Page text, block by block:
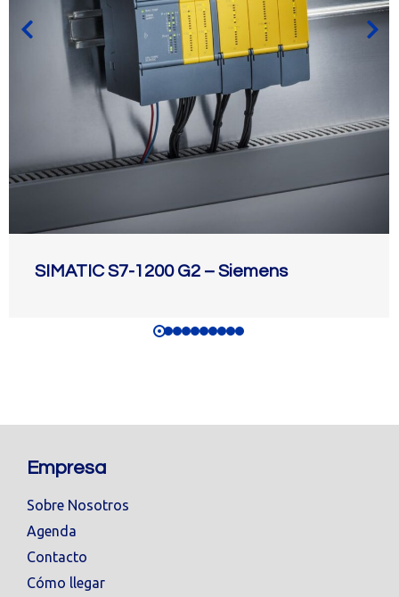
SIMATIC S7-1200 G2 – Siemens
Empresa
Sobre Nosotros
Agenda
Contacto
Cómo llegar